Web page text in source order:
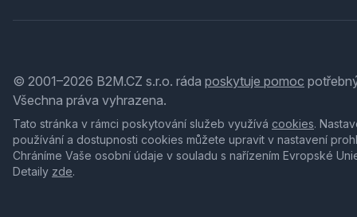
© 2001–2026 B2M.CZ s.r.o. ráda poskytuje pomoc
Všechna práva vyhrazena.
Tato stránka v rámci poskytování služeb využívá cookies.
používání a dostupnosti cookies můžete upravit v nastavení
Chráníme Vaše osobní údaje v souladu s nařízením Evropské
Detaily zde.